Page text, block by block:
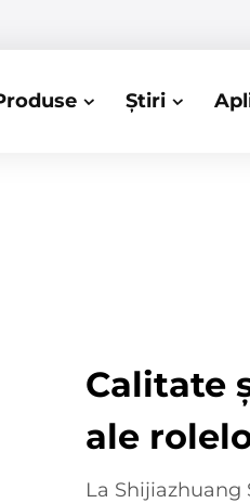
Știri
Calitate
ale
La Shijiazhuang